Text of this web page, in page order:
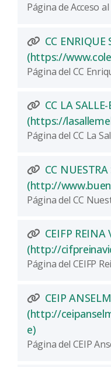
Página de Acceso
CC ENRIQUE
(https://
Página del CC
CC LA
(https://
Página del CC La
CC
(http://
Página del CC
CEIFP
(http://
Página del CEIFP
CEIP
(http://
e)(Abre una
Página del CEIP